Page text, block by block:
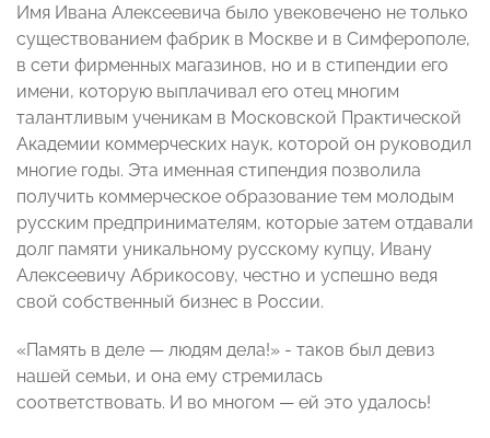
Имя Ивана Алексеевича было увековечено не только
существованием фабрик в Москве и в Симферополе,
в сети фирменных магазинов, но и в стипендии его
имени, которую выплачивал его отец многим
талантливым ученикам в Московской Практической
Академии коммерческих наук, которой он руководил
многие годы. Эта именная стипендия позволила
получить коммерческое образование тем молодым
русским предпринимателям, которые затем отдавали
долг памяти уникальному русскому купцу, Ивану
Алексеевичу Абрикосову, честно и успешно ведя
свой собственный бизнес в России.
«Память в деле — людям дела!» - таков был девиз
нашей семьи, и она ему стремилась
соответствовать. И во многом — ей это удалось!